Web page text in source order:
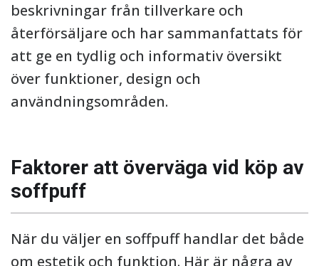
beskrivningar från tillverkare och
återförsäljare och har sammanfattats för
att ge en tydlig och informativ översikt
över funktioner, design och
användningsområden.
Faktorer att överväga vid köp av
soffpuff
När du väljer en soffpuff handlar det både
om estetik och funktion. Här är några av